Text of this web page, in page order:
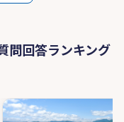
回答ランキング